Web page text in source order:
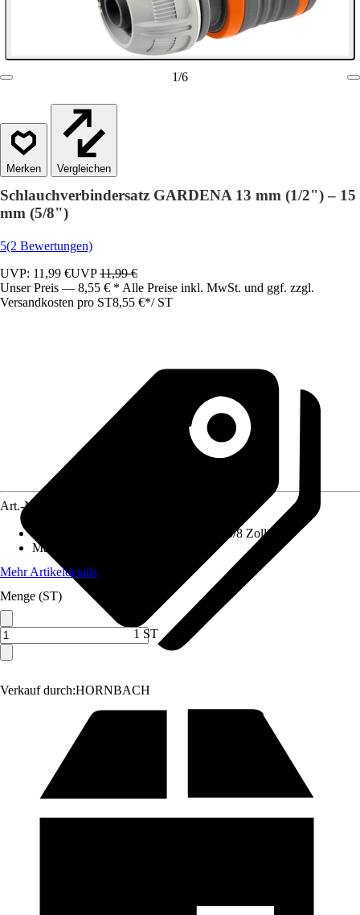
1/6
Vergleichen
Schlauchverbindersatz GARDENA 13 mm (1/2") – 15
mm (5/8")
5(2 Bewertungen)
UVP: 11,99 €UVP11,99 €
Unser Preis — 8,55 € * Alle Preise inkl. MwSt. und ggf. zzgl.
Versandkosten pro ST8,55 €*/ ST
Verkauf durch:HORNBACH
Art.-Nr.
13 mm (1/2 Zoll), 15 mm (5/8 Zoll)
Material
Mehr Artikeldetails
Menge (ST)
1 ST